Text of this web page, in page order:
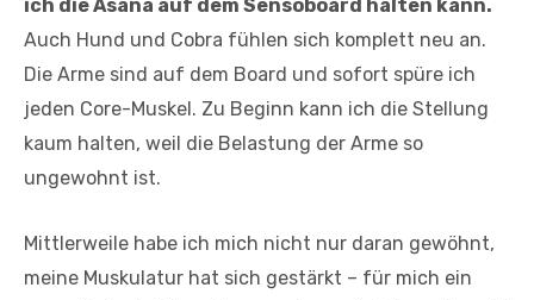
ich die Asana auf dem Sensoboard halten kann.
Auch Hund und Cobra fühlen sich komplett neu an.
Die Arme sind auf dem Board und sofort spüre ich
jeden Core-Muskel. Zu Beginn kann ich die Stellung
kaum halten, weil die Belastung der Arme so
ungewohnt ist.
Mittlerweile habe ich mich nicht nur daran gewöhnt,
meine Muskulatur hat sich gestärkt – für mich ein